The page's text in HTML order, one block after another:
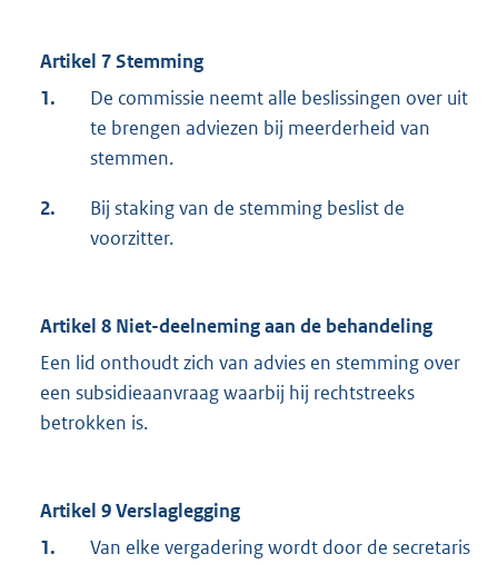
Artikel 7 Stemming
1.
De commissie neemt alle beslissingen over uit
te brengen adviezen bij meerderheid van
stemmen.
2.
Bij staking van de stemming beslist de
voorzitter.
Artikel 8 Niet-deelneming aan de behandeling
Een lid onthoudt zich van advies en stemming over
een subsidieaanvraag waarbij hij rechtstreeks
betrokken is.
Artikel 9 Verslaglegging
1.
Van elke vergadering wordt door de secretaris